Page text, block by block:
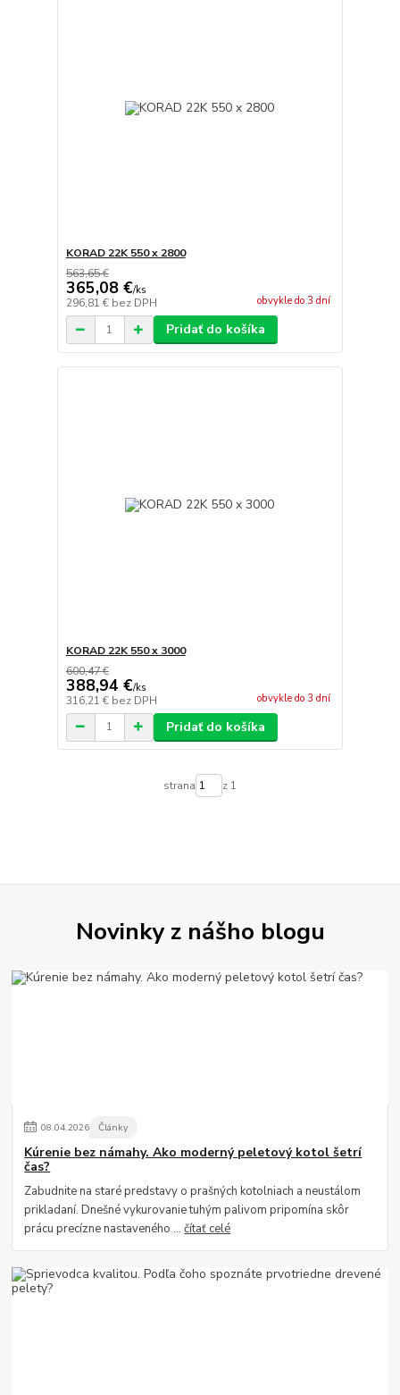
KORAD 22K 550 x 2800
563,65 €
365,08 €/ks
296,81 € bez DPH obvykle do 3 dní
Pridať do košíka
KORAD 22K 550 x 3000
600,47 €
388,94 €/ks
316,21 € bez DPH obvykle do 3 dní
Pridať do košíka
strana z 1
Novinky z nášho blogu
08.04.2026 Články
Kúrenie bez námahy. Ako moderný peletový kotol šetrí
čas?
Zabudnite na staré predstavy o prašných kotolniach a neustálom
prikladaní. Dnešné vykurovanie tuhým palivom pripomína skôr
prácu precízne nastaveného ...čítať celé